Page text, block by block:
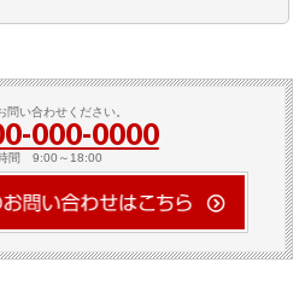
問い合わせください。
000-0000
間 9:00～18:00